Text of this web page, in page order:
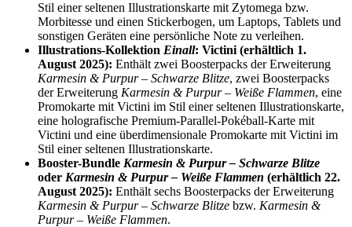
Stil einer seltenen Illustrationskarte mit Zytomega bzw.
Morbitesse und einen Stickerbogen, um Laptops, Tablets und
sonstigen Geräten eine persönliche Note zu verleihen.
Illustrations-Kollektion Einall: Victini (erhältlich 1.
August 2025): Enthält zwei Boosterpacks der Erweiterung
Karmesin & Purpur – Schwarze Blitze, zwei Boosterpacks
der Erweiterung Karmesin & Purpur – Weiße Flammen, eine
Promokarte mit Victini im Stil einer seltenen Illustrationskarte,
eine holografische Premium-Parallel-Pokéball-Karte mit
Victini und eine überdimensionale Promokarte mit Victini im
Stil einer seltenen Illustrationskarte.
Booster-Bundle Karmesin & Purpur – Schwarze Blitze
oder Karmesin & Purpur – Weiße Flammen (erhältlich 22.
August 2025): Enthält sechs Boosterpacks der Erweiterung
Karmesin & Purpur – Schwarze Blitze bzw. Karmesin &
Purpur – Weiße Flammen.